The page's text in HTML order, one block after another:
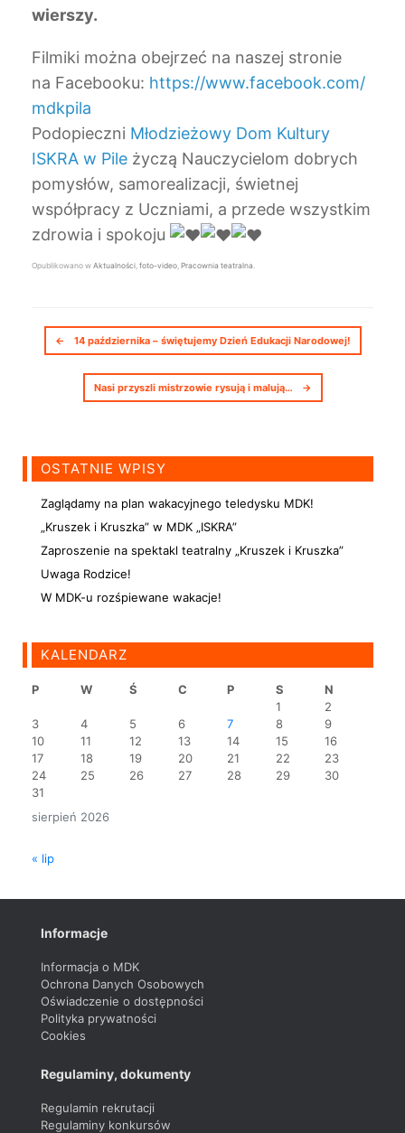
wierszy.
Filmiki można obejrzeć na naszej stronie
na Facebooku: https://www.facebook.com/
mdkpila
Podopieczni Młodzieżowy Dom Kultury
ISKRA w Pile życzą Nauczycielom dobrych
pomysłów, samorealizacji, świetnej
współpracy z Uczniami, a przede wszystkim
zdrowia i spokoju
Opublikowano w Aktualności, foto-video, Pracownia teatralna.
Nawigacja postów
← 14 października – świętujemy Dzień Edukacji Narodowej!
Nasi przyszli mistrzowie rysują i malują… →
OSTATNIE WPISY
Zaglądamy na plan wakacyjnego teledysku MDK!
„Kruszek i Kruszka” w MDK „ISKRA”
Zaproszenie na spektakl teatralny „Kruszek i Kruszka”
Uwaga Rodzice!
W MDK-u rozśpiewane wakacje!
KALENDARZ
sierpień 2026
P W Ś C P S
N
1
2
3
4 5 6 7 8
9
10
11 12 13 14 15
16
17
18 19 20 21 22
23
24
25 26 27 28 29
30
31
« lip
Informacje
Informacja o MDK
Ochrona Danych Osobowych
Oświadczenie o dostępności
Polityka prywatności
Cookies
Regulaminy, dokumenty
Regulamin rekrutacji
Regulaminy konkursów